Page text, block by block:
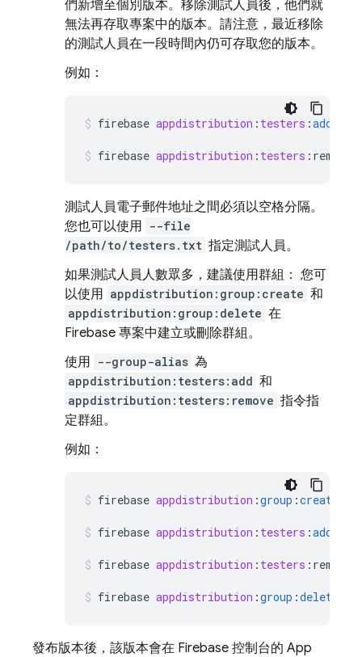
們新增至個別版本。移除測試人員後，他們就
無法再存取專案中的版本。請注意，最近移除
的測試人員在一段時間內仍可存取您的版本。
例如：
firebase appdistribution : testers :add
firebase appdistribution : testers : remove
測試人員電子郵件地址之間必須以空格分隔。
您也可以使用 --file
/path/to/testers.txt 指定測試人員。
如果測試人員人數眾多，建議使用群組： 您可
以使用 appdistribution:group:create 和
appdistribution:group:delete 在
Firebase 專案中建立或刪除群組。
使用 --group-alias 為
appdistribution:testers:add 和
appdistribution:testers:remove 指令指
定群組。
例如：
firebase appdistribution :group :create
firebase appdistribution : testers :add
firebase appdistribution : testers : remove
firebase appdistribution :group :delete
發布版本後，該版本會在 Firebase 控制台的 App